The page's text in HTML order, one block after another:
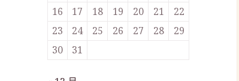
16
17 18 19 20 21
22
23
24 25 26 27 28
29
30
31